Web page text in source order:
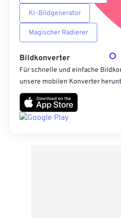
KI-Bildgenerator
Magischer Radierer
Bildkonverter
Für schnelle und einfache
unsere mobilen Konverter